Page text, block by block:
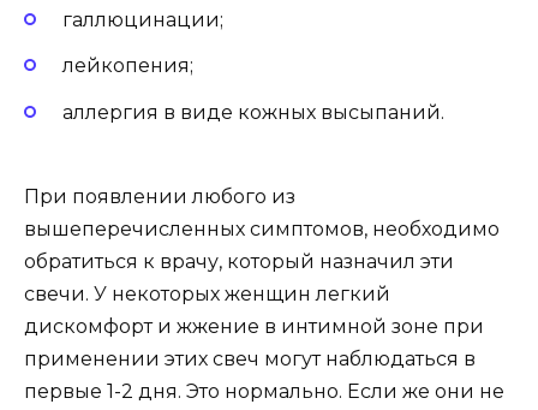
галлюцинации;
лейкопения;
аллергия в виде кожных высыпаний.
При появлении любого из
вышеперечисленных симптомов, необходимо
обратиться к врачу, который назначил эти
свечи. У некоторых женщин легкий
дискомфорт и жжение в интимной зоне при
применении этих свеч могут наблюдаться в
первые 1-2 дня. Это нормально. Если же они не